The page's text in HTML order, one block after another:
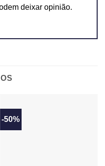
deixar opinião.
-50%